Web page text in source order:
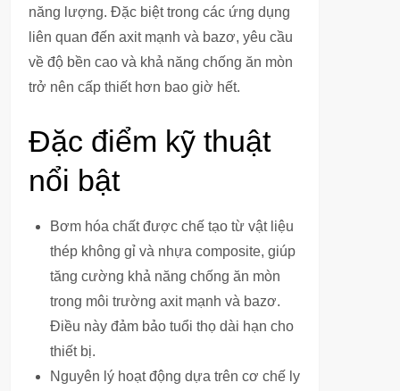
năng lượng. Đặc biệt trong các ứng dụng
liên quan đến axit mạnh và bazơ, yêu cầu
về độ bền cao và khả năng chống ăn mòn
trở nên cấp thiết hơn bao giờ hết.
Đặc điểm kỹ thuật
nổi bật
Bơm hóa chất được chế tạo từ vật liệu
thép không gỉ và nhựa composite, giúp
tăng cường khả năng chống ăn mòn
trong môi trường axit mạnh và bazơ.
Điều này đảm bảo tuổi thọ dài hạn cho
thiết bị.
Nguyên lý hoạt động dựa trên cơ chế ly